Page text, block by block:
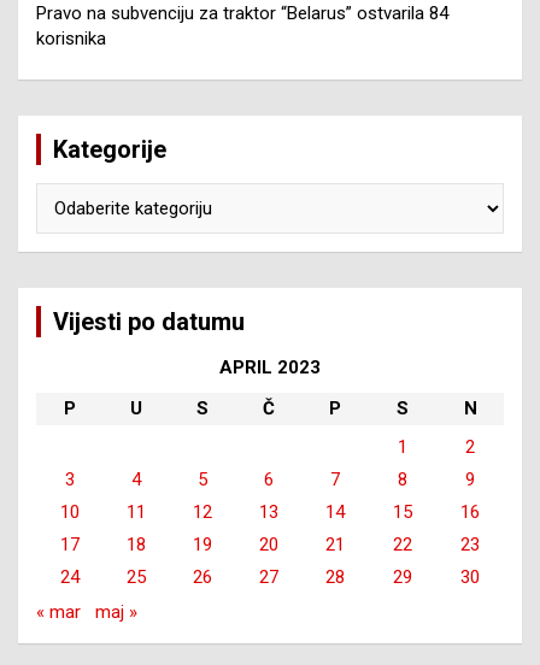
Pravo na subvenciju za traktor “Belarus” ostvarila 84
korisnika
Kategorije
Vijesti po datumu
APRIL 2023
P
U S Č P S
N
1
2
3
4 5 6 7 8
9
10
11 12 13 14 15
16
17
18 19 20 21 22
23
24
25 26 27 28 29
30
« mar
maj »